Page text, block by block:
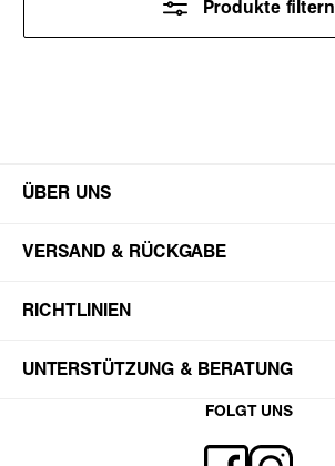
Produkte filtern
ÜBER UNS
VERSAND & RÜCKGABE
RICHTLINIEN
UNTERSTÜTZUNG & BERATUNG
FOLGT UNS